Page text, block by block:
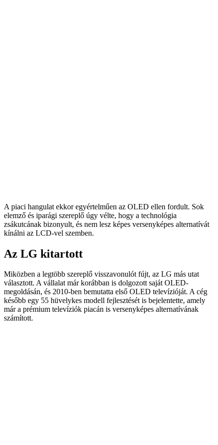
A piaci hangulat ekkor egyértelműen az OLED ellen fordult. Sok
elemző és iparági szereplő úgy vélte, hogy a technológia
zsákutcának bizonyult, és nem lesz képes versenyképes alternatívát
kínálni az LCD-vel szemben.
Az LG kitartott
Miközben a legtöbb szereplő visszavonulót fújt, az LG más utat
választott. A vállalat már korábban is dolgozott saját OLED-
megoldásán, és 2010-ben bemutatta első OLED televízióját. A cég
később egy 55 hüvelykes modell fejlesztését is bejelentette, amely
már a prémium televíziók piacán is versenyképes alternatívának
számított.